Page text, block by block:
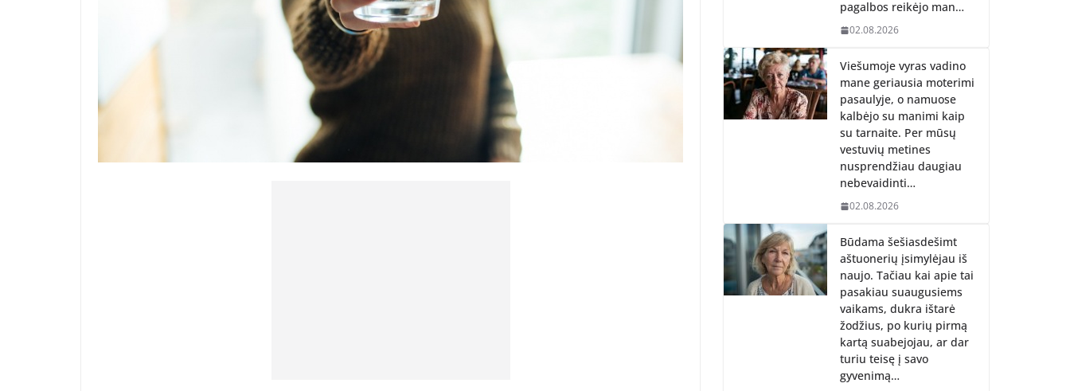
pagalbos reikėjo man…
02.08.2026
Viešumoje vyras vadino
mane geriausia moterimi
pasaulyje, o namuose
kalbėjo su manimi kaip
su tarnaite. Per mūsų
vestuvių metines
nusprendžiau daugiau
nebevaidinti…
02.08.2026
Būdama šešiasdešimt
aštuonerių įsimylėjau iš
naujo. Tačiau kai apie tai
pasakiau suaugusiems
vaikams, dukra ištarė
žodžius, po kurių pirmą
kartą suabejojau, ar dar
turiu teisę į savo
gyvenimą…